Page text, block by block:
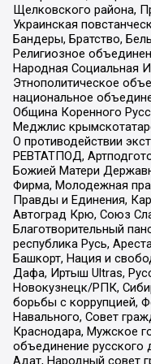
Щелковского района,
Украинская
Бандеры, Братство,
Религиозное
Народная Социальная
Этнополитическое
национальное
Община Коренного
Меджлис
О противодействии
РЕВТАТПОД,
Божией Матери
Фирма, Молодежная
Правды и Единения,
Автоград Крю, Союз
Благотворительный
республика Русь,
Башкорт, Нация и
Дафа, Иртыш Ultras,
Новокузнецк/РПК,
борьбы с коррупцией,
Навального, Совет
Краснодара, Мужское
объединение
Адат, Народный совет